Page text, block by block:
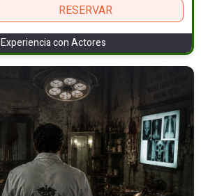
RESERVAR
Experiencia con Actores